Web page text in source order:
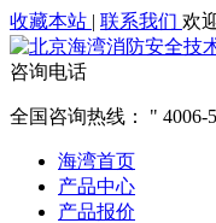
收藏本站 | 联系我们 欢
咨询电话
全国咨询热线： 4006-
海湾首页
产品中心
产品报价